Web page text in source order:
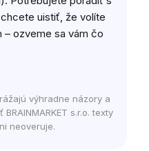
uistiť, že volíte
– ozveme sa vám čo
výhradne názory a
s.r.o. texty
neoveruje.